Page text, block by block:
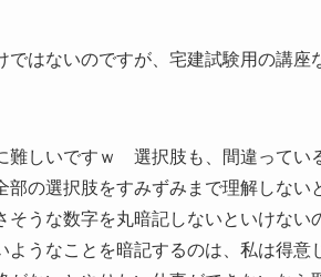
ではないのですが、宅建試験用の講
難しいですｗ 選択肢も、間違ってい
部の選択肢をすみずみまで理解しない
そうな数字を丸暗記しないといけな
ようなことを暗記するのは、私は得